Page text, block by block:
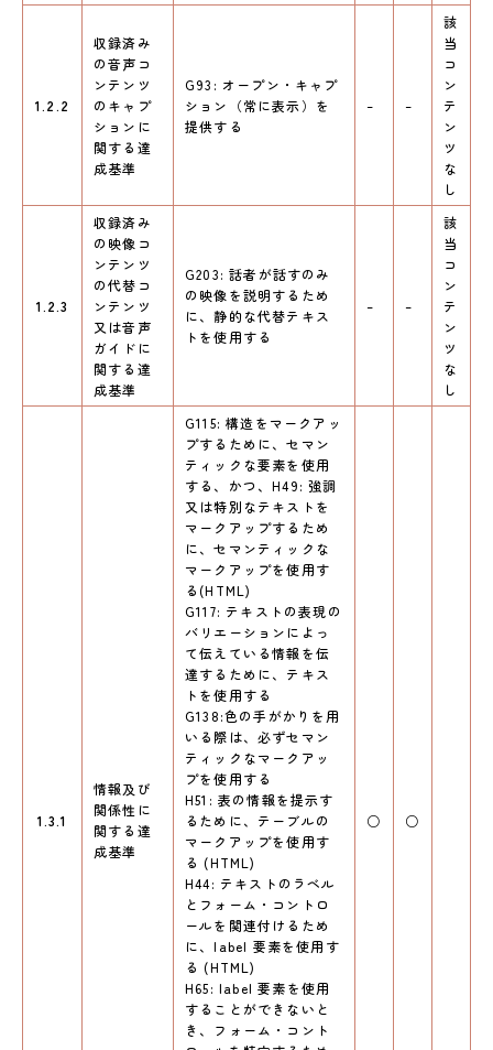
1.2.2
収録済み
の音声コ
ンテンツ
のキャプ
ションに
関する達
成基準
G93: オープン・キャプ
ション（常に表示）を
提供する
– –
該
当
コ
ン
テ
ン
ツ
な
し
1.2.3
収録済み
の映像コ
ンテンツ
の代替コ
ンテンツ
又は音声
ガイドに
関する達
成基準
G203: 話者が話すのみ
の映像を説明するため
に、静的な代替テキス
トを使用する
– –
該
当
コ
ン
テ
ン
ツ
な
し
1.3.1
情報及び
関係性に
関する達
成基準
G115: 構造をマークアッ
プするために、セマン
ティックな要素を使用
する、かつ、H49: 強調
又は特別なテキストを
マークアップするため
に、セマンティックな
マークアップを使用す
る(HTML)
G117: テキストの表現の
バリエーションによっ
て伝えている情報を伝
達するために、テキス
トを使用する
G138:色の手がかりを用
いる際は、必ずセマン
ティックなマークアッ
プを使用する
H51: 表の情報を提示す
るために、テーブルの
マークアップを使用す
る (HTML)
H44: テキストのラベル
とフォーム・コントロ
ールを関連付けるため
に、label 要素を使用す
る (HTML)
H65: label 要素を使用
することができないと
き、フォーム・コント
○ ○